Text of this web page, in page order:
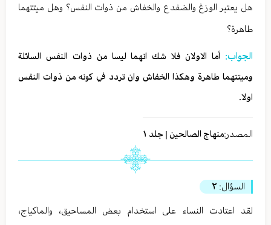
هل يعتبر الوزغ والضفدع والخفاش من ذوات النفس؟ وهل ميتتهما
طاهرة؟
الجواب: أما الاولان فلا شك انهما ليسا من ذوات النفس السائلة
وميتتهما طاهرة وهكذا الخفاش وان تردد في كونه من ذوات النفس
اولا.
المصدر:منهاج الصالحين | جلد ١
السؤال: ٢
لقد اعتادت النساء على استخدام بعض المساحيق، والماكياج،